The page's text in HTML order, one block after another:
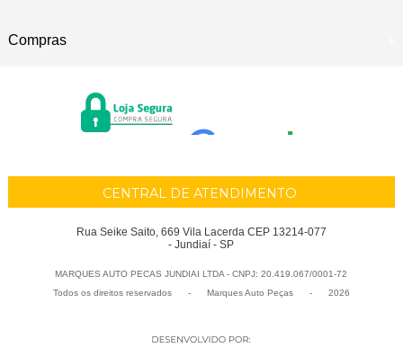
Compras
CENTRAL DE ATENDIMENTO
Rua Seike Saito, 669 Vila Lacerda CEP 13214-077
- Jundiaí - SP
MARQUES AUTO PECAS JUNDIAI LTDA - CNPJ: 20.419.067/0001-72
Todos os direitos reservados
- Marques Auto Peças - 2026